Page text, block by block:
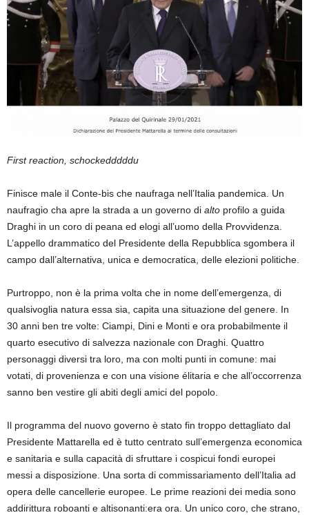
First reaction, schockedddddu
Finisce male il Conte-bis che naufraga nell’Italia pandemica. Un
naufragio cha apre la strada a un governo di alto profilo a guida
Draghi in un coro di peana ed elogi all’uomo della Provvidenza.
L’appello drammatico del Presidente della Repubblica sgombera il
campo dall’alternativa, unica e democratica, delle elezioni politiche.
Purtroppo, non è la prima volta che in nome dell’emergenza, di
qualsivoglia natura essa sia, capita una situazione del genere. In
30 anni ben tre volte: Ciampi, Dini e Monti e ora probabilmente il
quarto esecutivo di salvezza nazionale con Draghi. Quattro
personaggi diversi tra loro, ma con molti punti in comune: mai
votati, di provenienza e con una visione élitaria e che all’occorrenza
sanno ben vestire gli abiti degli amici del popolo.
Il programma del nuovo governo è stato fin troppo dettagliato dal
Presidente Mattarella ed è tutto centrato sull’emergenza economica
e sanitaria e sulla capacità di sfruttare i cospicui fondi europei
messi a disposizione. Una sorta di commissariamento dell’Italia ad
opera delle cancellerie europee. Le prime reazioni dei media sono
addirittura roboanti e altisonanti:era ora. Un unico coro, che strano,